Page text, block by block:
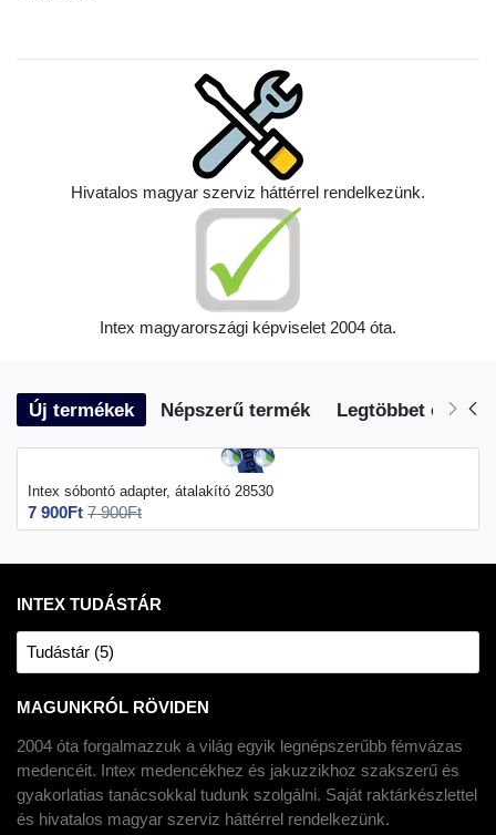
Hivatalos magyar szerviz háttérrel rendelkezünk.
Intex magyarországi képviselet 2004 óta.
Új termékek Népszerű termék Legtöbbet eladott
Intex sóbontó adapter, átalakító 28530
7 900Ft 7 900Ft
INTEX TUDÁSTÁR
Tudástár (5)
MAGUNKRÓL RÖVIDEN
2004 óta forgalmazzuk a világ egyik legnépszerűbb fémvázas
medencéit. Intex medencékhez és jakuzzikhoz szakszerű és
gyakorlatias tanácsokkal tudunk szolgálni. Saját raktárkészlettel
és hivatalos magyar szerviz háttérrel rendelkezünk.